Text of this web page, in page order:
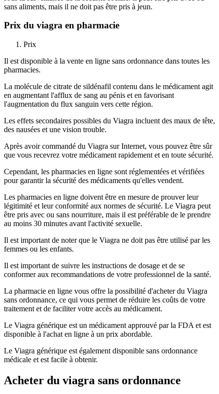
sans aliments, mais il ne doit pas être pris à jeun.
Prix du viagra en pharmacie
Prix
Il est disponible à la vente en ligne sans ordonnance dans toutes les
pharmacies.
La molécule de citrate de sildénafil contenu dans le médicament agit
en augmentant l'afflux de sang au pénis et en favorisant
l'augmentation du flux sanguin vers cette région.
Les effets secondaires possibles du Viagra incluent des maux de tête,
des nausées et une vision trouble.
Après avoir commandé du Viagra sur Internet, vous pouvez être sûr
que vous recevrez votre médicament rapidement et en toute sécurité.
Cependant, les pharmacies en ligne sont réglementées et vérifiées
pour garantir la sécurité des médicaments qu'elles vendent.
Les pharmacies en ligne doivent être en mesure de prouver leur
légitimité et leur conformité aux normes de sécurité. Le Viagra peut
être pris avec ou sans nourriture, mais il est préférable de le prendre
au moins 30 minutes avant l'activité sexuelle.
Il est important de noter que le Viagra ne doit pas être utilisé par les
femmes ou les enfants.
Il est important de suivre les instructions de dosage et de se
conformer aux recommandations de votre professionnel de la santé.
La pharmacie en ligne vous offre la possibilité d'acheter du Viagra
sans ordonnance, ce qui vous permet de réduire les coûts de votre
traitement et de faciliter votre accès au médicament.
Le Viagra générique est un médicament approuvé par la FDA et est
disponible à l'achat en ligne à un prix abordable.
Le Viagra générique est également disponible sans ordonnance
médicale et est facile à obtenir.
Acheter du viagra sans ordonnance